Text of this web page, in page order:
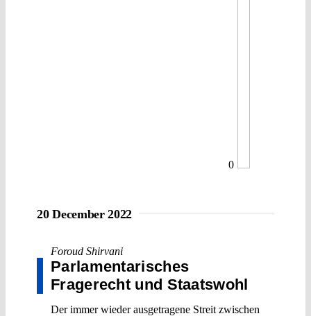
0
20 December 2022
Foroud Shirvani
Parlamentarisches
Fragerecht und Staatswohl
Der immer wieder ausgetragene Streit zwischen